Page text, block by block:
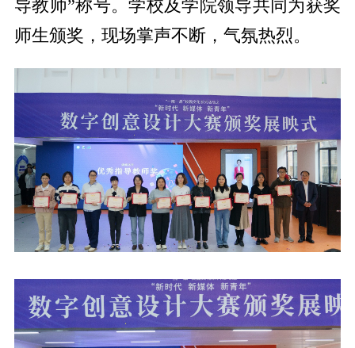
导教师”称号。学校及学院领导共同为获奖
师生颁奖，现场掌声不断，气氛热烈。